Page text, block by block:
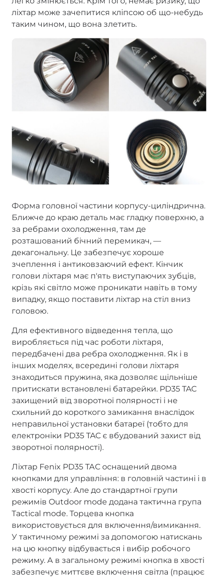
ліхтар може зачепитися кліпсою об що-небудь
таким чином, що вона злетить.
Форма головної частини корпусу-циліндрична.
Ближче до краю деталь має гладку поверхню, а
за ребрами охолодження, там де
розташований бічний перемикач, —
декагональну. Це забезпечує хороше
зчеплення і антиковзаючий ефект. Кінчик
голови ліхтаря має п'ять виступаючих зубців,
крізь які світло може проникати навіть в тому
випадку, якщо поставити ліхтар на стіл вниз
головою.
Для ефективного відведення тепла, що
виробляється під час роботи ліхтаря,
передбачені два ребра охолодження. Як і в
інших моделях, всередині голови ліхтаря
знаходиться пружина, яка дозволяє щільніше
притискати встановлені батарейки. PD35 TAC
захищений від зворотної полярності і не
схильний до короткого замикання внаслідок
неправильної установки батареї (тобто для
електроніки PD35 TAC є вбудований захист від
зворотної полярності).
Ліхтар Fenix PD35 ТАС оснащений двома
кнопками для управління: в головній частині і в
хвості корпусу. Але до стандартної групи
режимів Outdoor mode додана тактична група
Tactical mode. Торцева кнопка
використовується для включення/вимикання.
У тактичному режимі за допомогою натискань
на цю кнопку відбувається і вибір робочого
режиму. А в загальному режимі кнопка в хвості
забезпечує миттєве включення світла (працює